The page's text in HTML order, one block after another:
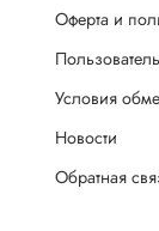
Оферта и
Условия
Новости
Обратная